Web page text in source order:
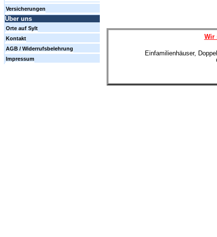
Wir
Einfamilienhäuser,
Versicherungen
Über uns
Orte auf Sylt
Kontakt
AGB / Widerrufsbelehrung
Impressum